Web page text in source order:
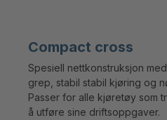
Compact cross
Spesiell nettkonstruksjon
grep, stabil stabil kjøring og
Passer for alle kjøretøy som
å utføre sine driftsoppgaver.